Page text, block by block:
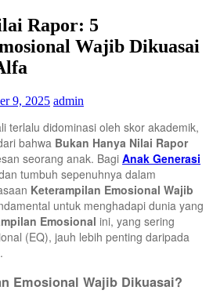
Rapor: 5
Wajib Dikuasai
9, 2025 admin
terlalu didominasi oleh skor akademik,
bahwa Bukan Hanya Nilai Rapor
seorang anak. Bagi Anak Generasi
tumbuh sepenuhnya dalam
Keterampilan Emosional Wajib
untuk menghadapi dunia yang
Emosional ini, yang sering
(EQ), jauh lebih penting daripada
Emosional Wajib Dikuasai?